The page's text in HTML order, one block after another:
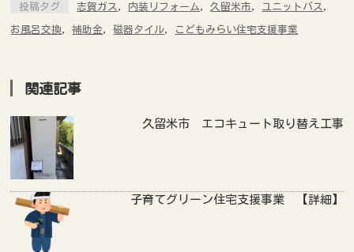
投稿タグ 志賀ガス , 内装リフォーム,久留米市, ユニットバス ,
お風呂交換,補助金,磁器タイル, こどもみらい住宅支援事業
関連記事
久留米市 エコキュート取り替え工事
子育てグリーン住宅支援事業 【詳細】